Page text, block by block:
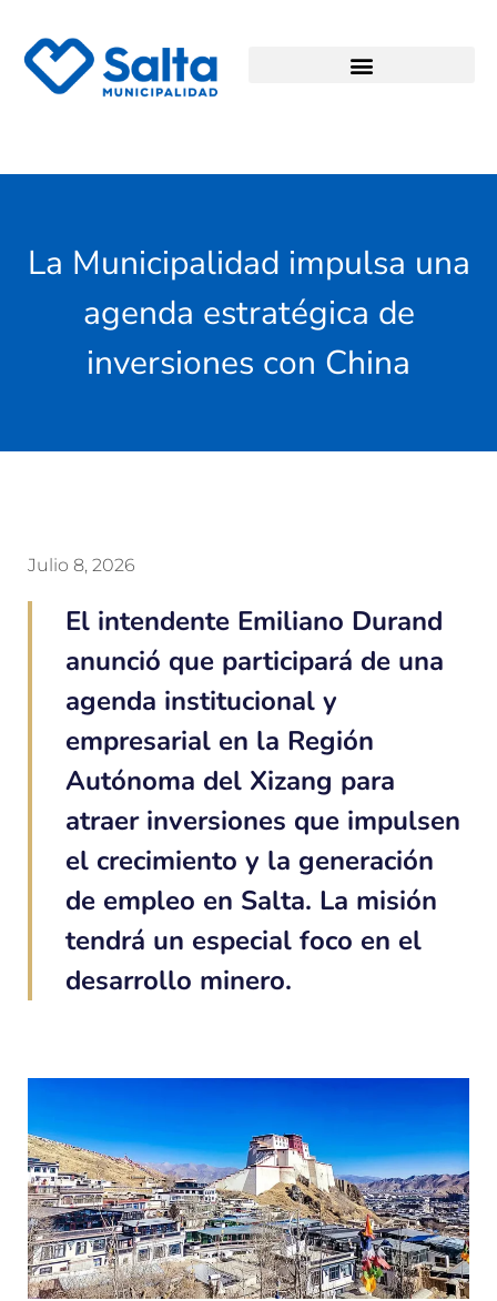
La Municipalidad impulsa una
agenda estratégica de
inversiones con China
Julio 8, 2026
El intendente Emiliano Durand
anunció que participará de una
agenda institucional y
empresarial en la Región
Autónoma del Xizang para
atraer inversiones que impulsen
el crecimiento y la generación
de empleo en Salta. La misión
tendrá un especial foco en el
desarrollo minero.